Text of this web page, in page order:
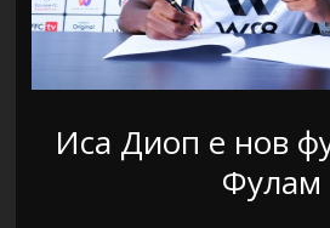
Иса Диоп е нов
Фулам